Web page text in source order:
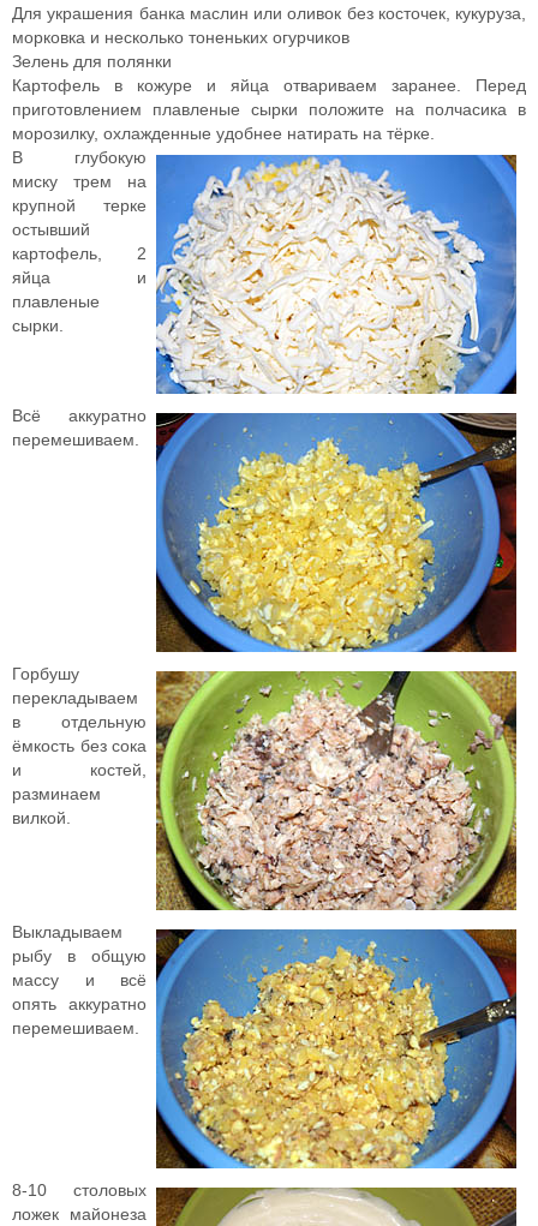
Для украшения банка маслин или оливок без косточек, кукуруза
морковка и несколько тоненьких огурчиков
Зелень для полянки
Картофель в кожуре и яйца отвариваем заранее. Перед
приготовлением плавленые сырки положите на полчасика в
морозилку, охлажденные удобнее натирать на тёрке.
В глубокую
миску трем на
крупной терке
остывший
картофель, 2
яйца и
плавленые
сырки.
Всё аккуратно
перемешиваем.
Горбушу
перекладываем
в отдельную
ёмкость без сока
и костей,
разминаем
вилкой.
Выкладываем
рыбу в общую
массу и всё
опять аккуратно
перемешиваем.
8-10 столовых
ложек майонеза